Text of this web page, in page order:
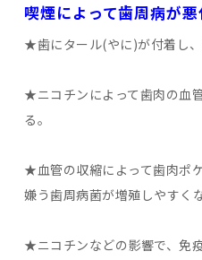
喫煙によって歯周病が
★歯にタール(やに)が付着し
★ニコチンによって歯肉の血
る。
★血管の収縮によって歯肉ポ
嫌う歯周病菌が増殖しやすくな
★ニコチンなどの影響で、免